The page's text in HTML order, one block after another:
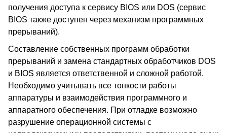
получения доступа к сервису BIOS или DOS (сервис
BIOS также доступен через механизм программных
прерываний).
Составление собственных программ обработки
прерываний и замена стандартных обработчиков DOS
и BIOS является ответственной и сложной работой.
Необходимо учитывать все тонкости работы
аппаратуры и взаимодействия программного и
аппаратного обеспечения. При отладке возможно
разрушение операционной системы с